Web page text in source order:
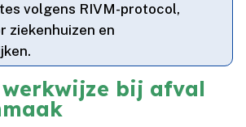
volgens RIVM-protocol,
ziekenhuizen en
werkwijze bij afval